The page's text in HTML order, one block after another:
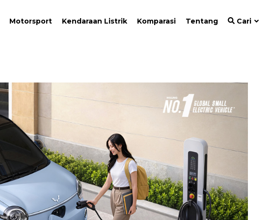
Motorsport Kendaraan Listrik Komparasi Tentang Cari